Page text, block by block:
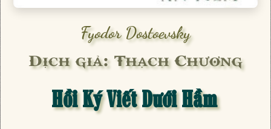
Fyodor Dostoevsky
Dịch giả: Thạch Chương
Hồi Ký Viết Dưới Hầm